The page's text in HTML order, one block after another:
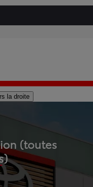
la droite
(toutes